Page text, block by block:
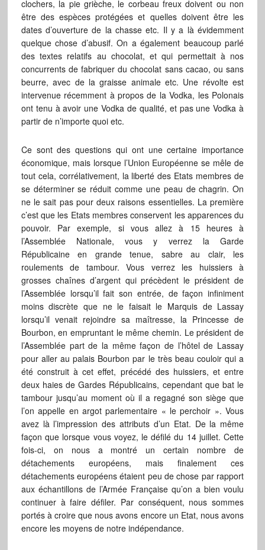
clochers, la pie grièche, le corbeau freux doivent ou non
être des espèces protégées et quelles doivent être les
dates d’ouverture de la chasse etc. Il y a là évidemment
quelque chose d’abusif. On a également beaucoup parlé
des textes relatifs au chocolat, et qui permettait à nos
concurrents de fabriquer du chocolat sans cacao, ou sans
beurre, avec de la graisse animale etc. Une révolte est
intervenue récemment à propos de la Vodka, les Polonais
ont tenu à avoir une Vodka de qualité, et pas une Vodka à
partir de n’importe quoi etc.
Ce sont des questions qui ont une certaine importance
économique, mais lorsque l’Union Européenne se mêle de
tout cela, corrélativement, la liberté des Etats membres de
se déterminer se réduit comme une peau de chagrin. On
ne le sait pas pour deux raisons essentielles. La première
c’est que les Etats membres conservent les apparences du
pouvoir. Par exemple, si vous allez à 15 heures à
l’Assemblée Nationale, vous y verrez la Garde
Républicaine en grande tenue, sabre au clair, les
roulements de tambour. Vous verrez les huissiers à
grosses chaînes d’argent qui précèdent le président de
l’Assemblée lorsqu’il fait son entrée, de façon infiniment
moins discrète que ne le faisait le Marquis de Lassay
lorsqu’il venait rejoindre sa maîtresse, la Princesse de
Bourbon, en empruntant le même chemin. Le président de
l’Assemblée part de la même façon de l’hôtel de Lassay
pour aller au palais Bourbon par le très beau couloir qui a
été construit à cet effet, précédé des huissiers, et entre
deux haies de Gardes Républicains, cependant que bat le
tambour jusqu’au moment où il a regagné son siège que
l’on appelle en argot parlementaire « le perchoir ». Vous
avez là l’impression des attributs d’un Etat. De la même
façon que lorsque vous voyez, le défilé du 14 juillet. Cette
fois-ci, on nous a montré un certain nombre de
détachements européens, mais finalement ces
détachements européens étaient peu de chose par rapport
aux échantillons de l’Armée Française qu’on a bien voulu
continuer à faire défiler. Par conséquent, nous sommes
portés à croire que nous avons encore un Etat, nous avons
encore les moyens de notre indépendance.